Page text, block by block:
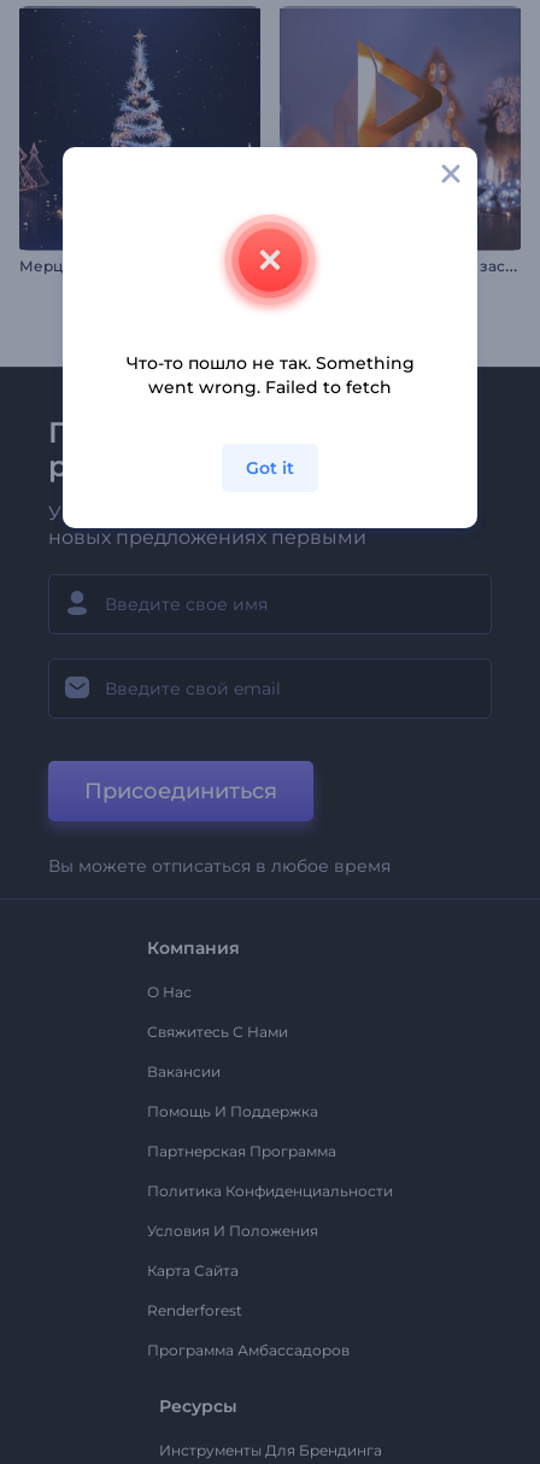
Мерцающая новогодняя елка П
раздничная новогодняя заставка
Присоединяйтесь к
рассылке Renderforest
Узнавайте о последних новостях и
новых предложениях первыми
Присоединиться
Вы можете отписаться в любое время
Компания
О Нас
Свяжитесь С Нами
Вакансии
Помощь И Поддержка
Партнерская Программа
Политика Конфиденциальности
Условия И Положения
Карта Сайта
Renderforest
Программа Амбассадоров
Ресурсы
Инструменты Для Брендинга
Что-то пошло не так. Something
went wrong. Failed to fetch
Got it